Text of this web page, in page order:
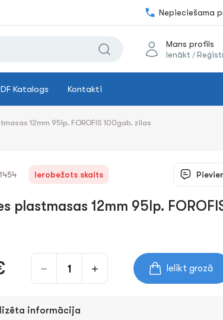
Nepieciešama
Mans profils
Ienākt /
Katalogs Kontakti
12mm 95lp. FOROFIS 100gab. zilas
Ierobežots skaits
plastmasas 12mm 95lp.
Ielikt grozā
informācija